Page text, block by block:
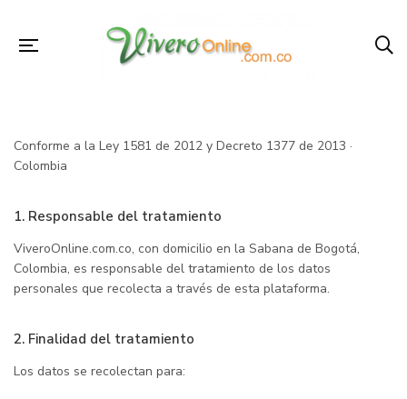
Conforme a la Ley 1581 de 2012 y Decreto 1377 de 2013 ·
Colombia
1. Responsable del tratamiento
ViveroOnline.com.co, con domicilio en la Sabana de Bogotá,
Colombia, es responsable del tratamiento de los datos
personales que recolecta a través de esta plataforma.
2. Finalidad del tratamiento
Los datos se recolectan para: